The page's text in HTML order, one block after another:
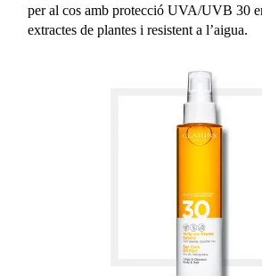
per al cos amb protecció UVA/UVB 30
extractes de plantes i resistent a l’aigua.